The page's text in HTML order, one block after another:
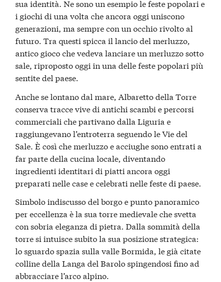
sua identità. Ne sono un esempio le feste popolari e
i giochi di una volta che ancora oggi uniscono
generazioni, ma sempre con un occhio rivolto al
futuro. Tra questi spicca il lancio del merluzzo,
antico gioco che vedeva lanciare un merluzzo sotto
sale, riproposto oggi in una delle feste popolari più
sentite del paese.
Anche se lontano dal mare, Albaretto della Torre
conserva tracce vive di antichi scambi e percorsi
commerciali che partivano dalla Liguria e
raggiungevano l’entroterra seguendo le Vie del
Sale. È così che merluzzo e acciughe sono entrati a
far parte della cucina locale, diventando
ingredienti identitari di piatti ancora oggi
preparati nelle case e celebrati nelle feste di paese.
Simbolo indiscusso del borgo e punto panoramico
per eccellenza è la sua torre medievale che svetta
con sobria eleganza di pietra. Dalla sommità della
torre si intuisce subito la sua posizione strategica:
lo sguardo spazia sulla valle Bormida, le già citate
colline della Langa del Barolo spingendosi fino ad
abbracciare l’arco alpino.